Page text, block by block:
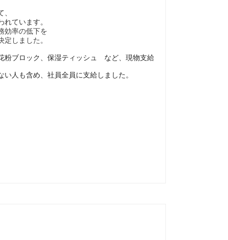
ています。
効率の低下を
しました。
粉ブロック、保湿ティッシュ など、現物支給
人も含め、社員全員に支給しました。